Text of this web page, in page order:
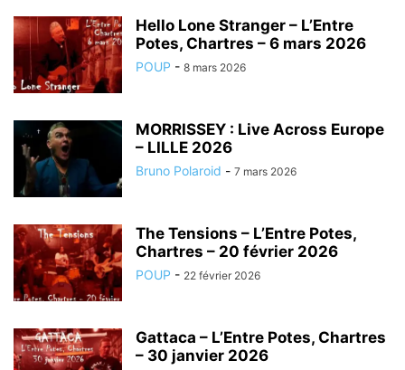
Hello Lone Stranger – L’Entre
Potes, Chartres – 6 mars 2026
POUP - 8 mars 2026
MORRISSEY : Live Across Europe
– LILLE 2026
Bruno Polaroid - 7 mars 2026
The Tensions – L’Entre Potes,
Chartres – 20 février 2026
POUP - 22 février 2026
Gattaca – L’Entre Potes, Chartres
– 30 janvier 2026